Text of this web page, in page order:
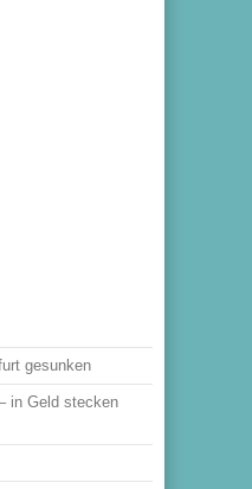
gesunken
in Geld stecken